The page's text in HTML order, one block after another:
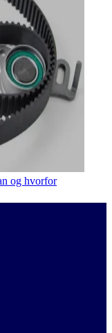
og hvorfor